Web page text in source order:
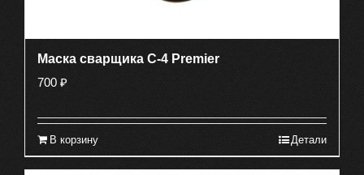
Маска сварщика С-4 Premier
700 ₽
В корзину Детали